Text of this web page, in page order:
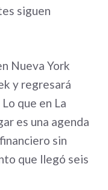
siguen
Nueva York
y regresará
que en La
es una agenda
sin
que llegó seis